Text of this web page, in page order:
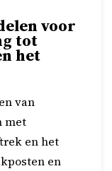
voor
tot
het
van
met
en het
en